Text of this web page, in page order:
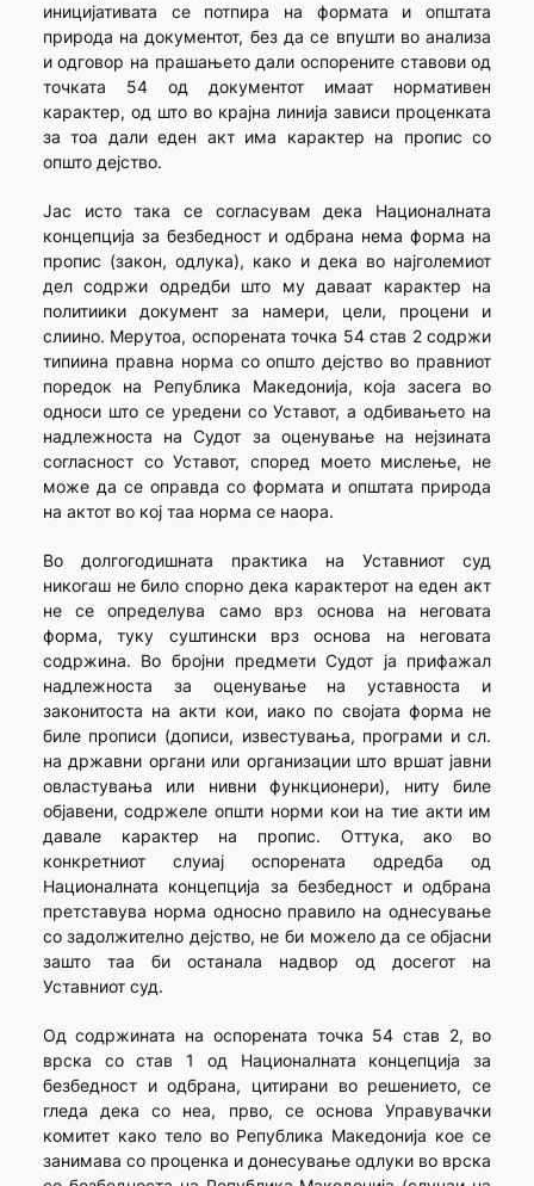
иницијативата се потпира на формата и општата
природа на документот, без да се впушти во анализа
и одговор на прашањето дали оспорените ставови од
точката 54 од документот имаат нормативен
карактер, од што во крајна линија зависи проценката
за тоа дали еден акт има карактер на пропис со
општо дејство.
Јас исто така се согласувам дека Националната
концепција за безбедност и одбрана нема форма на
пропис (закон, одлука), како и дека во најголемиот
дел содржи одредби што му даваат карактер на
политиики документ за намери, цели, процени и
слиино. Мерутоа, оспорената точка 54 став 2 содржи
типиина правна норма со општо дејство во правниот
поредок на Република Македонија, која засега во
односи што се уредени со Уставот, а одбивањето на
надлежноста на Судот за оценување на нејзината
согласност со Уставот, според моето мислење, не
може да се оправда со формата и општата природа
на актот во кој таа норма се наора.
Во долгогодишната практика на Уставниот суд
никогаш не било спорно дека карактерот на еден акт
не се определува само врз основа на неговата
форма, туку суштински врз основа на неговата
содржина. Во бројни предмети Судот ја прифажал
надлежноста за оценување на уставноста и
законитоста на акти кои, иако по својата форма не
биле прописи (дописи, известувања, програми и сл.
на државни органи или организации што вршат јавни
овластувања или нивни функционери), ниту биле
објавени, содржеле општи норми кои на тие акти им
давале карактер на пропис. Оттука, ако во
конкретниот слуиај оспорената одредба од
Националната концепција за безбед­ност и одбрана
претставува норма односно правило на однесување
со задолжително дејство, не би можело да се објасни
зашто таа би останала надвор од досегот на
Уставниот суд.
Од содржината на оспорената точка 54 став 2, во
врска со став 1 од Националната концепција за
безбедност и одбрана, цитирани во решението, се
гледа дека со неа, прво, се основа Управувачки
комитет како тело во Република Македонија кое се
занимава со проценка и донесување одлуки во врска